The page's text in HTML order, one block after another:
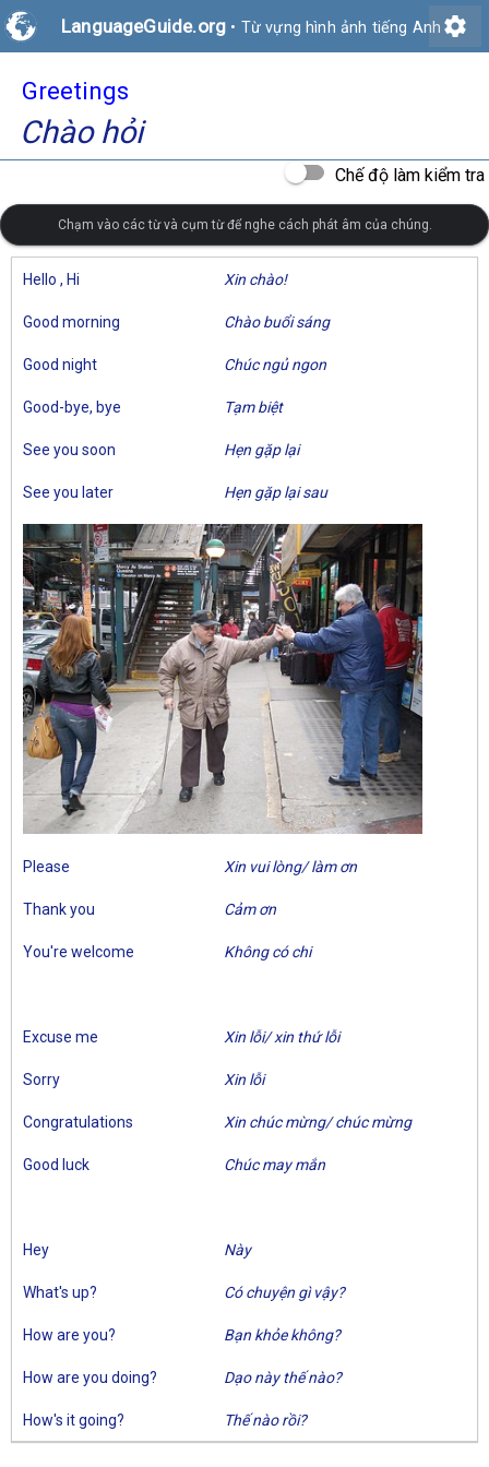
LanguageGuide.org • Từ vựng hình ảnh tiếng Anh settings
Greetings
Chào hỏi
Chế độ làm kiểm tra
Chạm vào các từ và cụm từ để nghe cách phát âm của chúng.
Hello , Hi Xin chào!
Good morning Chào buổi sáng
Good night Chúc ngủ ngon
Good-bye, bye Tạm biệt
See you soon Hẹn gặp lại
See you later Hẹn gặp lại sau
Please Xin vui lòng/ làm ơn
Thank you Cảm ơn
You're welcome Không có chi
Excuse me Xin lỗi/ xin thứ lỗi
Sorry Xin lỗi
Congratulations Xin chúc mừng/ chúc mừng
Good luck Chúc may mắn
Hey Này
What's up? Có chuyện gì vậy?
How are you? Bạn khỏe không?
How are you doing? Dạo này thế nào?
How's it going? Thế nào rồi?